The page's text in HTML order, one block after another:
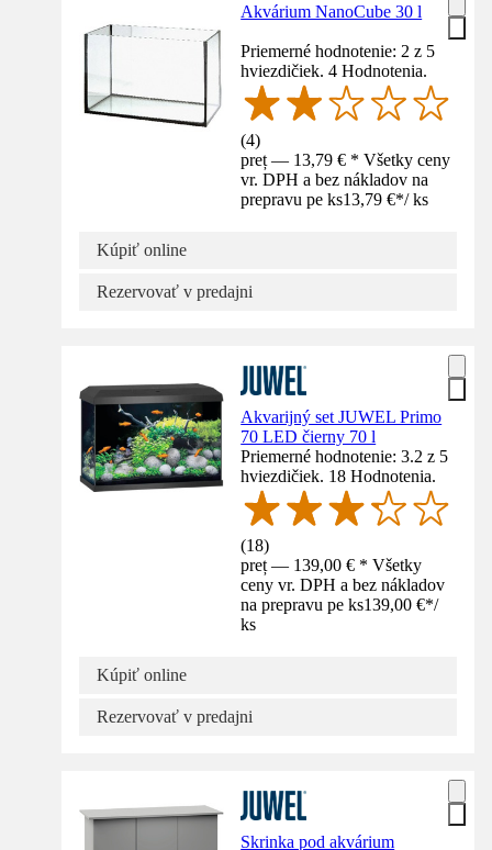
Akvárium NanoCube 30 l
Priemerné hodnotenie: 2 z 5
hviezdičiek. 4 Hodnotenia.
(4)
preț — 13,79 € * Všetky ceny
vr. DPH a bez nákladov na
prepravu pe ks13,79 €*/ ks
Kúpiť online
Rezervovať v predajni
Akvarijný set JUWEL Primo
70 LED čierny 70 l
Priemerné hodnotenie: 3.2 z 5
hviezdičiek. 18 Hodnotenia.
(18)
preț — 139,00 € * Všetky
ceny vr. DPH a bez nákladov
na prepravu pe ks139,00 €*/
ks
Kúpiť online
Rezervovať v predajni
Skrinka pod akvárium